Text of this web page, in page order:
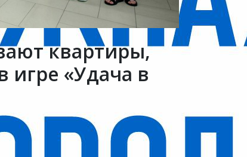
квартиры,
«Удача в